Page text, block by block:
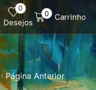
0
Desejos
0 Carrinho
Página Anterior